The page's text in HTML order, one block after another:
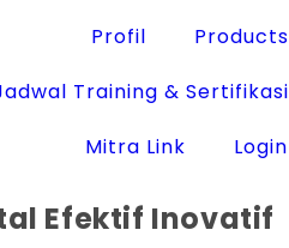
Profil
Products
Training & Sertifikasi
Mitra Link
Login
Efektif Inovatif